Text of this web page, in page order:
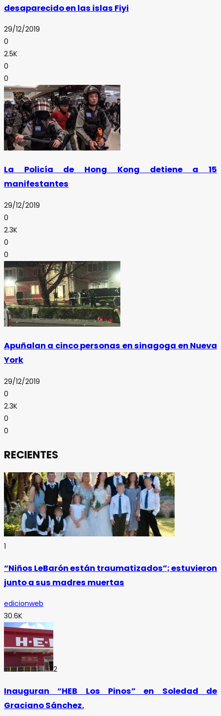
desaparecido en las islas Fiyi
29/12/2019
0
2.5K
0
0
La Policía de Hong Kong detiene a 15
manifestantes
29/12/2019
0
2.3K
0
0
Apuñalan a cinco personas en sinagoga en Nueva
York
29/12/2019
0
2.3K
0
0
RECIENTES
1
“Niños LeBarón están traumatizados”; estuvieron
junto a sus madres muertas
edicionweb
30.6K
2
Inauguran “HEB Los Pinos” en Soledad de
Graciano Sánchez.